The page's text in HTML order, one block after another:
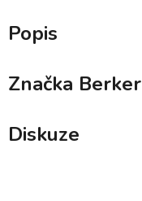
Popis
Značka Berker
Diskuze